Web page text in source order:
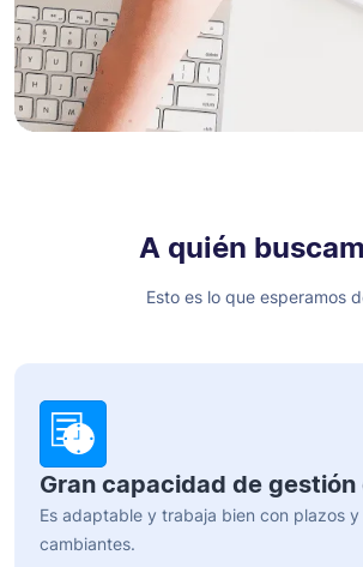
A quién
Esto es lo que esperamos
Gran capacidad de
Es adaptable y trabaja bien con plazos
cambiantes.